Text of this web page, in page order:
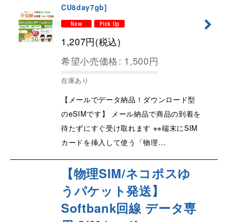
CU8day7gb]
1,207円(税込)
希望小売価格: 1,500円
在庫あり
【メールでデータ納品！ダウンロード型
のeSIMです】 メール納品で商品の到着を
待たずにすぐ受け取れます ※※端末にSIM
カードを挿入して使う「物理…
【物理SIM/ネコポスゆ
うパケット発送】
Softbank回線 データ専